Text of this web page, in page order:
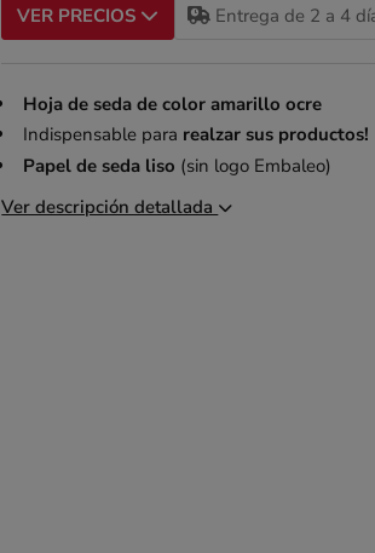
VER PRECIOS Entrega de 2 a 4
Hoja de seda de color amarillo ocre
Indispensable para realzar sus productos!
Papel de seda liso (sin logo Embaleo)
Ver descripción detallada